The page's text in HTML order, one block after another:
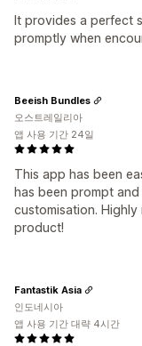
It provides a perfect
promptly when
This app has been
has been prompt
customisation.
product!
Beeish Bundles
오스트레일리아
앱 사용 기간 24일
Fantastik Asia
인도네시아
앱 사용 기간 대략 4시간